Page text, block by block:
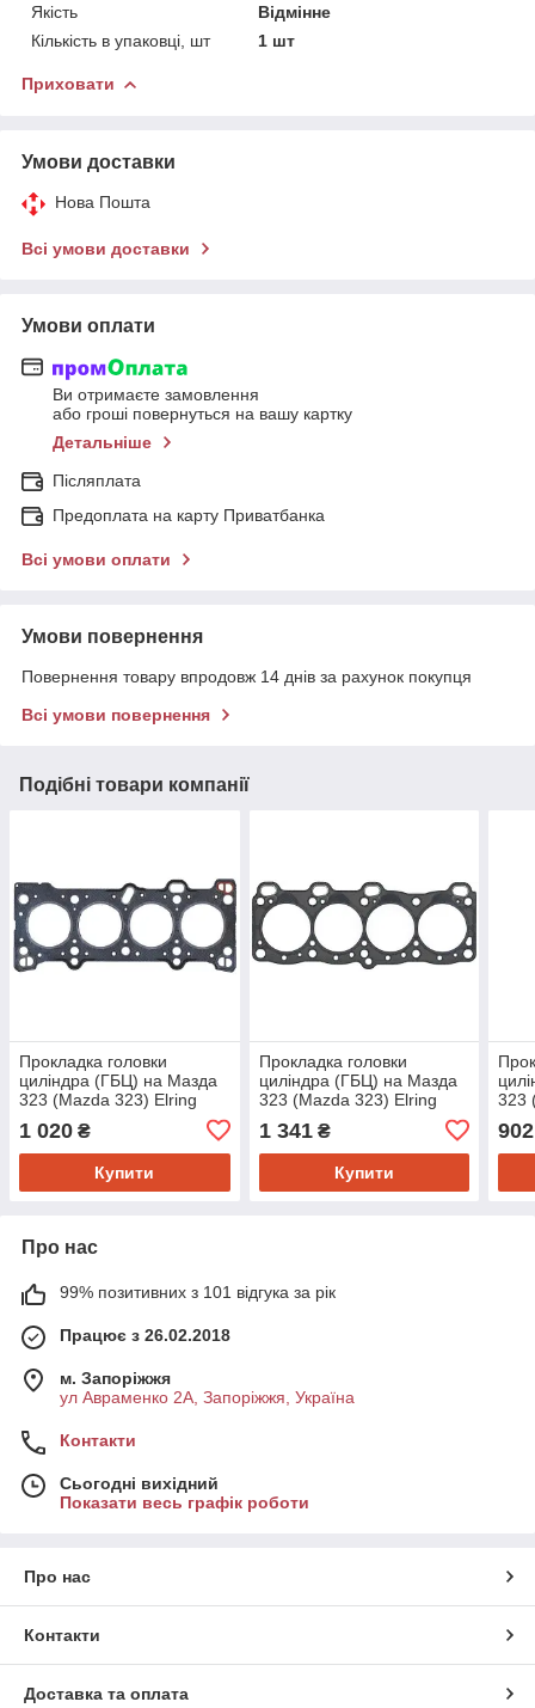
Якість
Відмінне
Кількість в упаковці, шт
1 шт
Приховати
Умови доставки
Нова Пошта
Всі умови доставки
Умови оплати
Ви отримаєте замовлення
або гроші повернуться на вашу картку
Детальніше
Післяплата
Предоплата на карту Приватбанка
Всі умови оплати
Умови повернення
Повернення товару впродовж 14 днів за рахунок покупця
Всі умови повернення
Подібні товари компанії
Прокладка головки
циліндра (ГБЦ) на Мазда
323 (Mazda 323) Elring
1 020 ₴
Купити
Прокладка головки
циліндра (ГБЦ) на Мазда
323 (Mazda 323) Elring
1 341₴
Купити
323
902
Про нас
99% позитивних з 101 відгука за рік
Працює з 26.02.2018
м. Запоріжжя
ул Авраменко 2А, Запоріжжя, Україна
Контакти
Сьогодні вихідний
Показати весь графік роботи
Про нас
Контакти
Доставка та оплата